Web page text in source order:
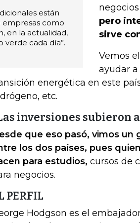
están
empresas como
en la actualidad,
verde cada día”.
pero
sirve
Vemos
ayudar
energética en este
etc.
inversiones subieron
que eso pasó, vimos un
los dos países, pues
para estudios, cursos de
negocios.
PERFIL
Hodgson es el